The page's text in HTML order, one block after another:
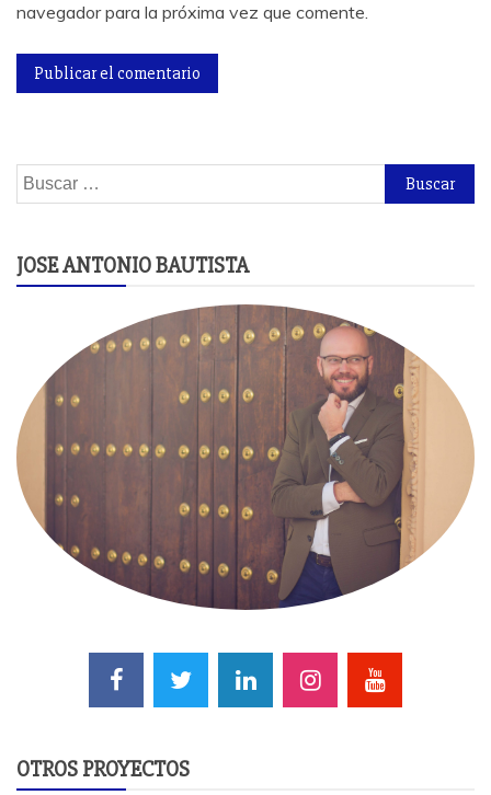
navegador para la próxima vez que comente.
Buscar:
JOSE ANTONIO BAUTISTA
OTROS PROYECTOS